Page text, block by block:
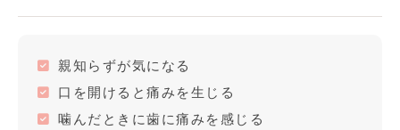
親知らずが気になる
口を開けると痛みを生じる
噛んだときに歯に痛みを感じる